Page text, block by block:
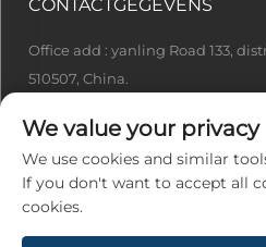
CONTACTGEGEVENS
Office add : yanling Road 133,
510507, China.
+86-13922415049
We value your privacy
We use cookies and similar
If you don't want to accept all
cookies.